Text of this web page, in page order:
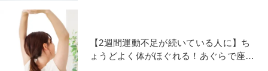
【2週間運動不足が続いている人に】ち
ょうどよく体がほぐれる！あぐらで座っ